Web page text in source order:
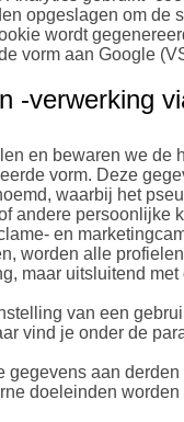
opgeslagen om de
wordt
vorm aan Google
-verwerking
en bewaren we de
vorm. Deze
waarbij het
andere persoonlijke
en
worden alle
maar uitsluitend met
van een
vind je onder de
gegevens aan derden
doeleinden